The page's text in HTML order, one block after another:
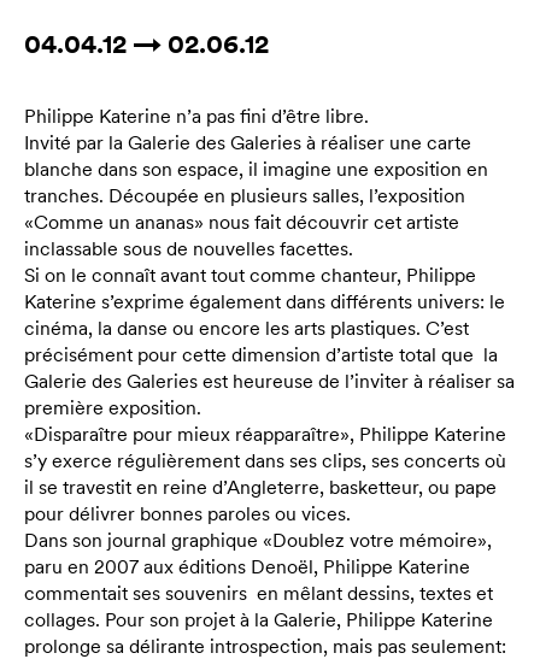
04.04.12 → 02.06.12
Philippe Katerine n’a pas fini d’être libre.
Invité par la Galerie des Galeries à réaliser une carte
blanche dans son espace, il imagine une exposition en
tranches. Découpée en plusieurs salles, l’exposition
«Comme un ananas» nous fait découvrir cet artiste
inclassable sous de nouvelles facettes.
Si on le connaît avant tout comme chanteur, Philippe
Katerine s’exprime également dans différents univers: le
cinéma, la danse ou encore les arts plastiques. C’est
précisément pour cette dimension d’artiste total que la
Galerie des Galeries est heureuse de l’inviter à réaliser sa
première exposition.
«Disparaître pour mieux réapparaître», Philippe Katerine
s’y exerce régulièrement dans ses clips, ses concerts où
il se travestit en reine d’Angleterre, basketteur, ou pape
pour délivrer bonnes paroles ou vices.
Dans son journal graphique «Doublez votre mémoire»,
paru en 2007 aux éditions Denoël, Philippe Katerine
commentait ses souvenirs en mêlant dessins, textes et
collages. Pour son projet à la Galerie, Philippe Katerine
prolonge sa délirante introspection, mais pas seulement: